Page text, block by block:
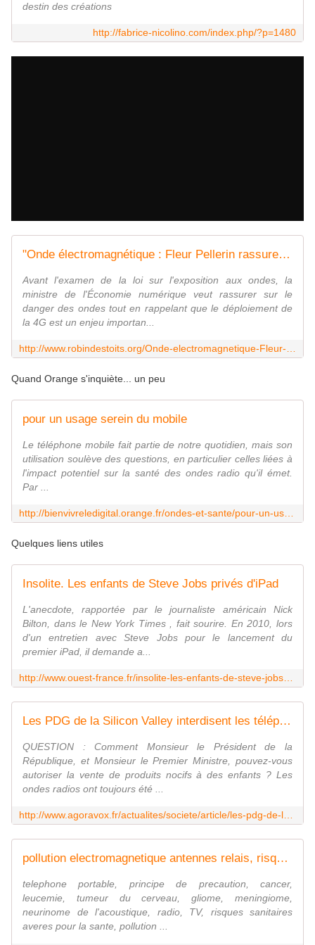
destin des créations
http://fabrice-nicolino.com/index.php/?p=1480
"Onde électromagnétique : Fleur Pellerin rassure pour protéger la 4G" - 01Net - 30/10/2013
Avant l'examen de la loi sur l'exposition aux ondes, la
ministre de l'Économie numérique veut rassurer sur le
danger des ondes tout en rappelant que le déploiement de
la 4G est un enjeu importan...
Quand Orange s'inquiète... un peu
pour un usage serein du mobile
Le téléphone mobile fait partie de notre quotidien, mais son
utilisation soulève des questions, en particulier celles liées à
l'impact potentiel sur la santé des ondes radio qu'il émet.
Par ...
Quelques liens utiles
Insolite. Les enfants de Steve Jobs privés d'iPad
L'anecdote, rapportée par le journaliste américain Nick
Bilton, dans le New York Times , fait sourire. En 2010, lors
d'un entretien avec Steve Jobs pour le lancement du
premier iPad, il demande a...
Les PDG de la Silicon Valley interdisent les téléphones mobiles, smartphones génotoxique, tablettes graphiques et tactiles à leurs enfants, et ils les mettent dans des écoles sans Wi-Fi
QUESTION : Comment Monsieur le Président de la
République, et Monsieur le Premier Ministre, pouvez-vous
autoriser la vente de produits nocifs à des enfants ? Les
ondes radios ont toujours été ...
pollution electromagnetique antennes relais, risques sanitaires ondes telephonie mobile
telephone portable, principe de precaution, cancer,
leucemie, tumeur du cerveau, gliome, meningiome,
neurinome de l'acoustique, radio, TV, risques sanitaires
averes pour la sante, pollution ...